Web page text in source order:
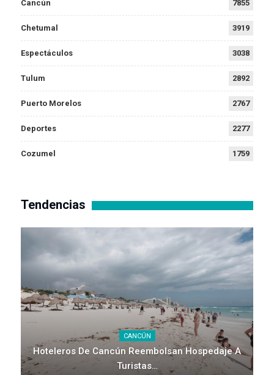
Cancún 7855
Chetumal 3919
Espectáculos 3038
Tulum 2892
Puerto Morelos 2767
Deportes 2277
Cozumel 1759
Tendencias
CANCÚN
Hoteleros De Cancún Reembolsan Hospedaje A
Turistas…